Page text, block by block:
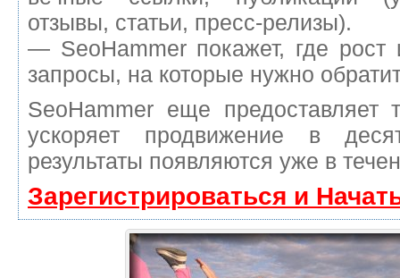
отзывы, статьи, пресс-релизы).
— SeoHammer покажет, где
запросы, на которые нужно
SeoHammer еще предоставляет
ускоряет продвижение в
результаты появляются уже в
Зарегистрироваться и